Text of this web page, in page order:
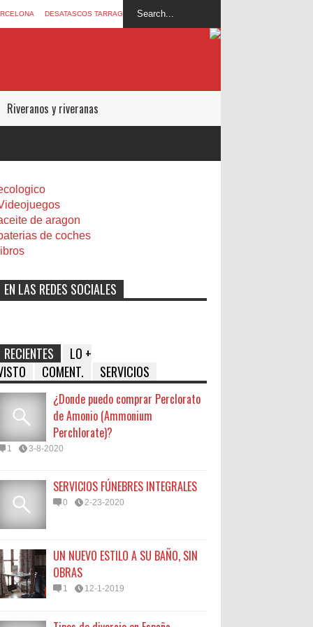
DESATASCOS TARRAGONA
Riveranos y riveranas
de aragon
de coches
libros
EN LAS REDES SOCIALES
RECIENTES
LO +
COMENT. SERVICIOS
¿Donde puedo comprar Perclorato
de Amonio (Ammonium
Perchlorate)?
1 3-8-2020
SERVICIOS FÚNEBRES INTEGRALES
0 2-23-2020
UN NUEVO ESTILO A SU BAÑO, SIN
OBRAS
1 12-1-2019